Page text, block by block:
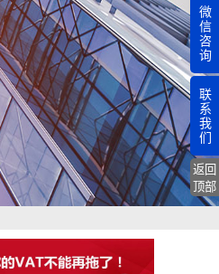
微
信
咨
询
联
系
我
们
返回
顶部